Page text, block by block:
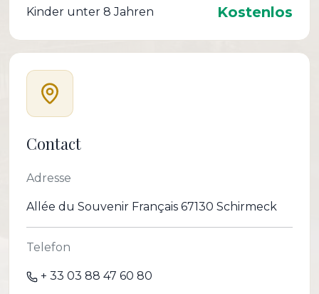
Kinder unter 8 Jahren Kostenlos
Contact
Adresse
Allée du Souvenir Français 67130 Schirmeck
Telefon
+ 33 03 88 47 60 80